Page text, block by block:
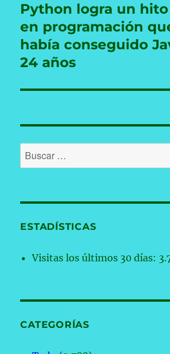
Entrada
siguiente:
Python logra un
en programación
había conseguido
24 años
Buscar
por:
ESTADÍSTICAS
Visitas los últimos 30 días:
CATEGORÍAS